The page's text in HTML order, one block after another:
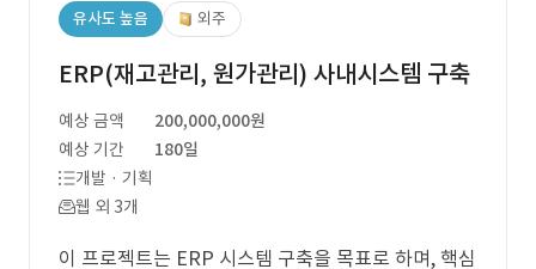
유사도 높음 외주
ERP(재고관리, 원가관리) 사내시스템 구축
예상 금액
200,000,000원
예상 기간
180일
개발 · 기획
웹 외 3개
이 프로젝트는 ERP 시스템 구축을 목표로 하며, 핵심